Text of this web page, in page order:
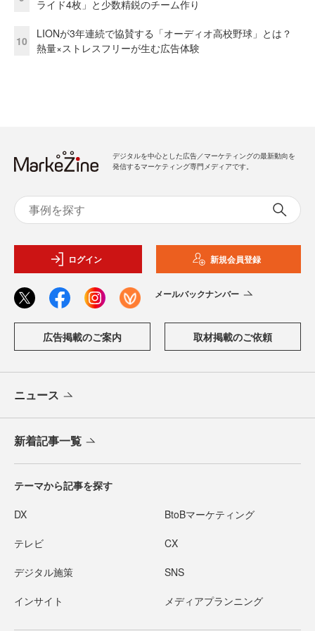
ライド4枚」と少数精鋭のチーム作り
10
LIONが3年連続で協賛する「オーディオ高校野球」とは？
熱量×ストレスフリーが生む広告体験
デジタルを中心とした広告／マーケティングの最新動向を
発信するマーケティング専門メディアです。
ログイン 新規会員登録
メールバックナンバー
広告掲載のご案内 取材掲載のご依頼
ニュース
新着記事一覧
テーマから記事を探す
DX BtoBマーケティング
テレビ CX
デジタル施策 SNS
インサイト メディアプランニング